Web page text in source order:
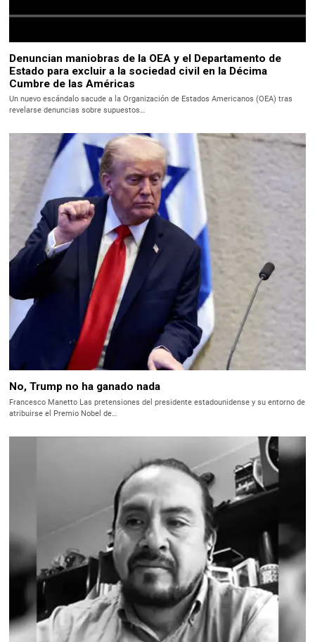
Denuncian maniobras de la OEA y el Departamento de
Estado para excluir a la sociedad civil en la Décima
Cumbre de las Américas
Un nuevo escándalo sacude a la Organización de Estados Americanos (OEA) tras
revelarse denuncias sobre supuestos…
No, Trump no ha ganado nada
Francesco Manetto Las pretensiones del presidente estadounidense y su entorno de
atribuirse el Premio Nobel de…